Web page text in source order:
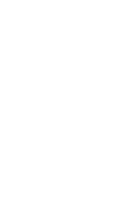
del
es posible
en muchos